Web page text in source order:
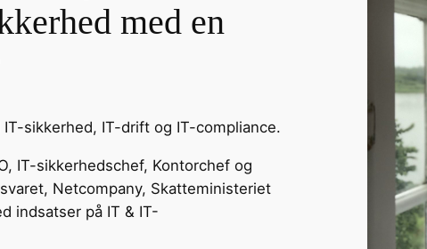
med en
sikkerhed, IT-drift og IT-compliance.
IT-sikkerhedschef, Kontorchef og
Netcompany, Skatteministeriet
indsatser på IT & IT-